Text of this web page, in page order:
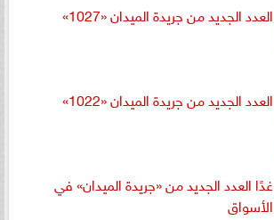
العدد الجديد من جريدة الميدان «1027»
العدد الجديد من جريدة الميدان «1022»
غدًا العدد الجديد من «جريدة الميدان» في
الأسواق